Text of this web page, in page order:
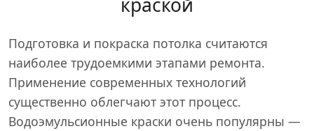
краской
Подготовка и покраска потолка считаются
наиболее трудоемкими этапами ремонта.
Применение современных технологий
существенно облегчают этот процесс.
Водоэмульсионные краски очень популярны —